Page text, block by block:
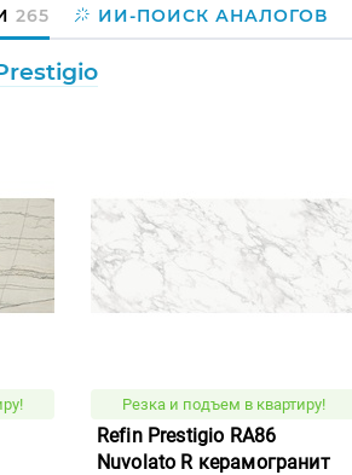
265 ИИ-ПОИСК АНАЛОГОВ
Резка и подъем в квартиру!
Refin Prestigio RA86
Nuvolato R керамогранит